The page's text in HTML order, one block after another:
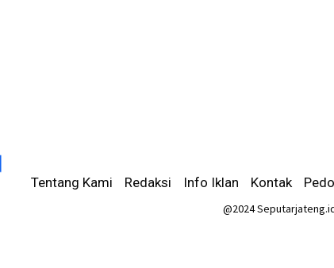
Tentang Kami Redaksi Info Iklan Kontak
@2024